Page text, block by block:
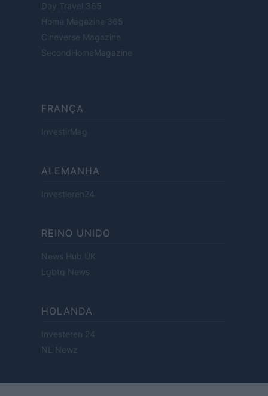
Day Travel 365
Home Magazine 365
Cineverse Magazine
SecondHomeMagazine
FRANÇA
InvestirMag
ALEMANHA
Investieren24
REINO UNIDO
News Hub UK
Lgbtq News
HOLANDA
Investeren 24
NL Newz